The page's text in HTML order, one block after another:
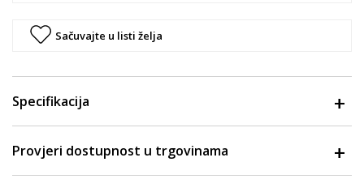
Sačuvajte u listi želja
Specifikacija
Provjeri dostupnost u trgovinama